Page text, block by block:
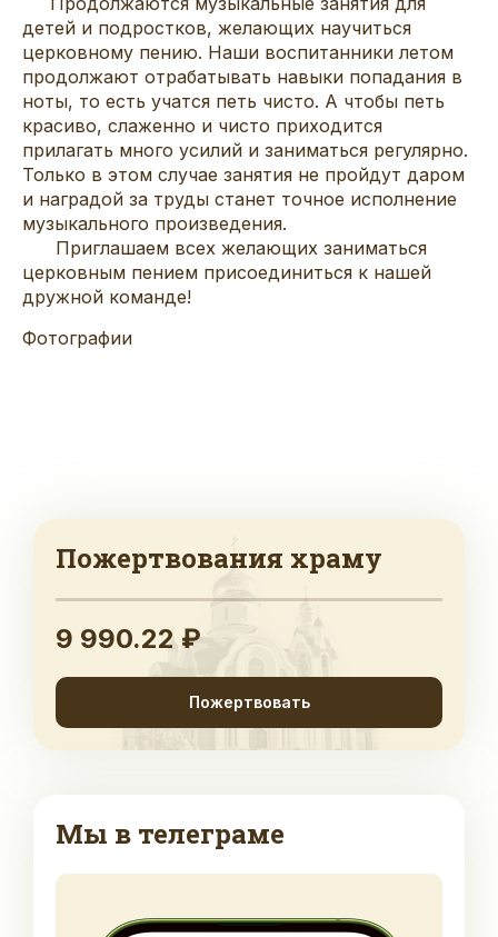
детей и подростков, желающих научиться
церковному пению. Наши воспитанники летом
продолжают отрабатывать навыки попадания в
ноты, то есть учатся петь чисто. А чтобы петь
красиво, слаженно и чисто приходится
прилагать много усилий и заниматься регулярно.
Только в этом случае занятия не пройдут даром
и наградой за труды станет точное исполнение
музыкального произведения.
Приглашаем всех желающих заниматься
церковным пением присоединиться к нашей
дружной команде!
Фотографии
Пожертвования храму
9 990.22 ₽
Пожертвовать
Мы в телеграме